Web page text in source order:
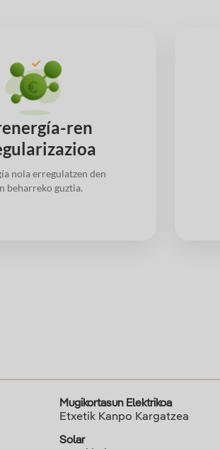
ren
nola erregulatzen den
beharreko guztia.
Mugikortasun Elektrikoa
Etxetik Kanpo Kargatzea
Solar